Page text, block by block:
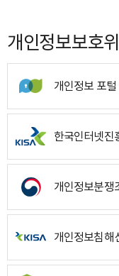
개인정보보호
개인정보 포털
한국인터넷진
개인정보분쟁
개인정보침해